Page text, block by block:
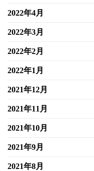
2022年4月
2022年3月
2022年2月
2022年1月
2021年12月
2021年11月
2021年10月
2021年9月
2021年8月